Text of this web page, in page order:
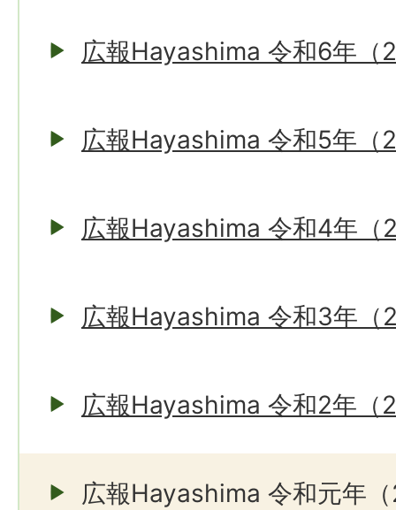
広報Hayashima 令和6年（
広報Hayashima 令和5年（
広報Hayashima 令和4年（
広報Hayashima 令和3年（
広報Hayashima 令和2年（
広報Hayashima 令和元年